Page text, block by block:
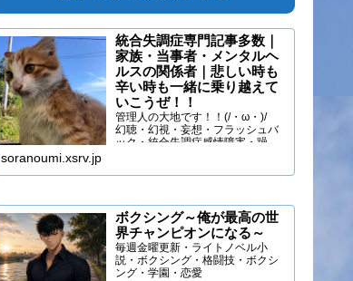
統合失調症専門記事多数｜
家族・当事者・メンタルヘ
ルスの関係者｜悲しい時も
辛い時も一緒に乗り越えて
いこうぜ！！
管理人の大地です！！(/・ω・)/
幻聴・幻視・妄想・フラッシュバ
ック・統合失調症感情障害・躁う
soranoumi.xsrv.jp
ボクシング～俺が最高の世
界チャンピオンになる～
毎週金曜更新・ライトノベル小
説・ボクシング・格闘技・ボクシ
ング・学園・恋愛